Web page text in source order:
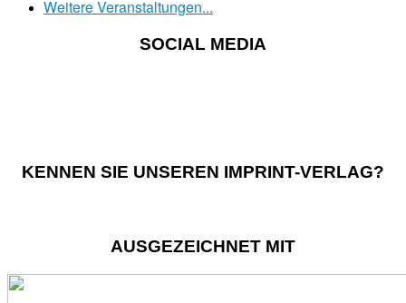
Weitere Veranstaltungen...
SOCIAL MEDIA
KENNEN SIE UNSEREN IMPRINT-VERLAG?
AUSGEZEICHNET MIT